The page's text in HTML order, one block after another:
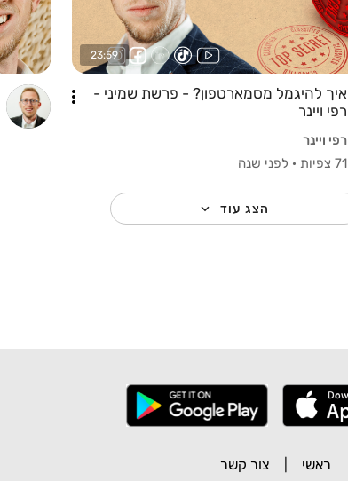
23:59
איך להיגמל מסמארטפון? - פרשת שמיני -
רפי ויינר
רפי ויינר
71 צפיות
· לפני שנה
הצג עוד
ראשי צור קשר